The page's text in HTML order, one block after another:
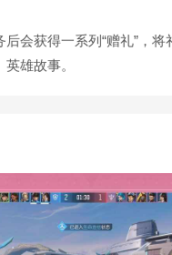
获得一系列“赠礼”，将
雄故事。